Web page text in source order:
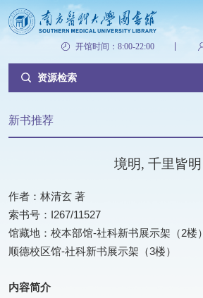
开馆时间：8:00-22:00
资源检索
新书推荐
境明, 千里皆明
作者：林清玄 著
索书号：I267/11527
馆藏地：校本部馆-社科新书展示架（2楼）
顺德校区馆-社科新书展示架（3楼）
内容简介